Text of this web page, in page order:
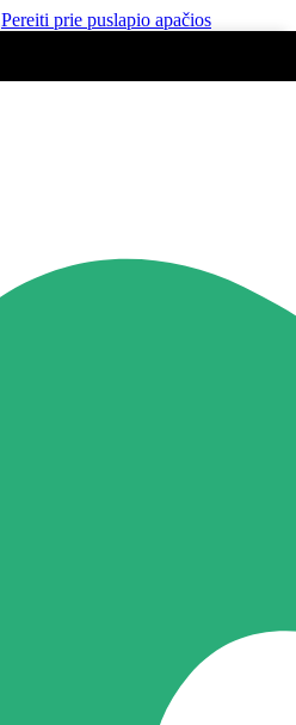
Pereiti prie puslapio apačios